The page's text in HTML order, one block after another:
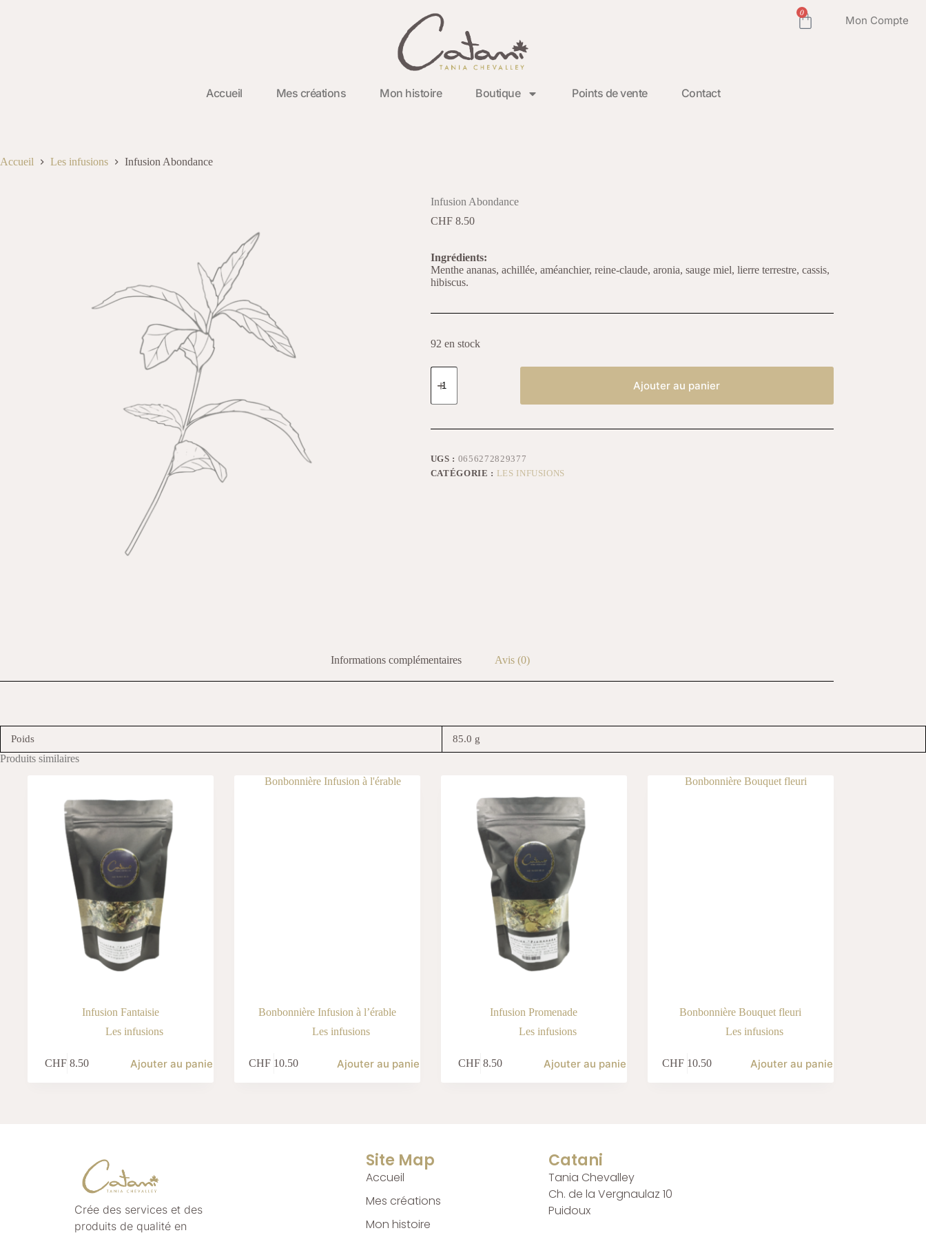
Accueil Mes créations Mon histoire Boutique Points de vente Contact
Mon Compte
0
Accueil Les infusions Infusion Abondance
Infusion Abondance
CHF8.50
Ingrédients:
Menthe ananas, achillée, améanchier, reine-claude, aronia, sauge miel, lierre terrestre, cassis,
hibiscus.
92 en stock
Ajouter au panier
UGS : 0656272829377
CATÉGORIE : LES INFUSIONS
Informations complémentaires Avis (0)
Poids 85.0 g
Produits similaires
Infusion Fantaisie
Les infusions
CHF 8.50 Ajouter au panier
Bonbonnière Infusion à l’érable
Les infusions
CHF 10.50 Ajouter au panier
Infusion Promenade
Les infusions
CHF 8.50 Ajouter au panier
Bonbonnière Bouquet fleuri
Les infusions
CHF 10.50 Ajouter au panier
Crée des services et des
produits de qualité en
Site Map
Accueil
Mes créations
Mon histoire
Catani
Tania Chevalley
Ch. de la Vergnaulaz 10
Puidoux